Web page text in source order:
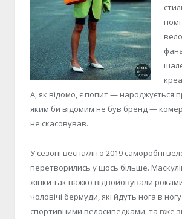
А, як відомо, є попит — народжується
яким би відомим не був бренд —
не скасовував.
У сезоні весна/літо 2019 саморобні
перетворились у щось більше.
жінки так важко відвойовували
чоловічі бермуди, які йдуть нога в ногу
спортивними велосипедками, та вже